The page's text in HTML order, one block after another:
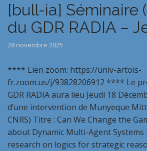
[bull-ia] Séminaire
du GDR RADIA –
28 novembre 2025
**** Lien zoom: https://univ-artois-
fr.zoom.us/j/93828206912 **** Le
GDR RADIA aura lieu Jeudi 18
d’une intervention de Munyeque
CNRS) Titre : Can We Change the
about Dynamic Multi-Agent Systems
research on logics for strategic